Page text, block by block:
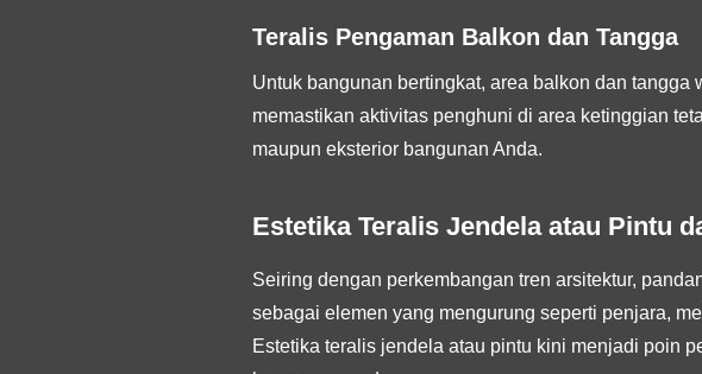
Teralis Pengaman Balkon dan Tangga
Untuk bangunan bertingkat, area balkon dan
memastikan aktivitas penghuni di area ketinggian
maupun eksterior bangunan Anda.
Estetika Teralis Jendela atau Pintu
Seiring dengan perkembangan tren arsitektur,
sebagai elemen yang mengurung seperti penjara,
Estetika teralis jendela atau pintu kini menjadi poin